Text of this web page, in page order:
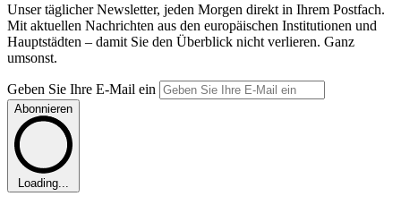
Unser täglicher Newsletter, jeden Morgen direkt in Ihrem Postfach.
Mit aktuellen Nachrichten aus den europäischen Institutionen und
Hauptstädten – damit Sie den Überblick nicht verlieren. Ganz
umsonst.
Geben Sie Ihre E-Mail ein
Abonnieren
Loading...